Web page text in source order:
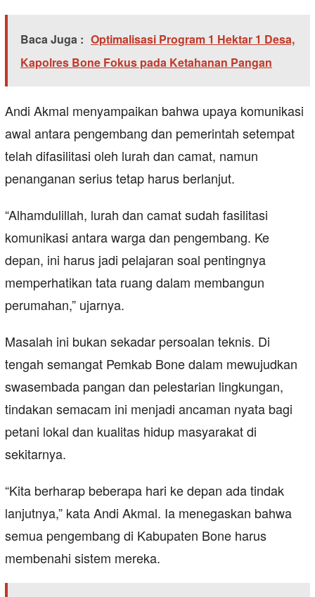
Baca Juga : Optimalisasi Program 1 Hektar 1 Desa,
Kapolres Bone Fokus pada Ketahanan Pangan
Andi Akmal menyampaikan bahwa upaya komunikasi
awal antara pengembang dan pemerintah setempat
telah difasilitasi oleh lurah dan camat, namun
penanganan serius tetap harus berlanjut.
“Alhamdulillah, lurah dan camat sudah fasilitasi
komunikasi antara warga dan pengembang. Ke
depan, ini harus jadi pelajaran soal pentingnya
memperhatikan tata ruang dalam membangun
perumahan,” ujarnya.
Masalah ini bukan sekadar persoalan teknis. Di
tengah semangat Pemkab Bone dalam mewujudkan
swasembada pangan dan pelestarian lingkungan,
tindakan semacam ini menjadi ancaman nyata bagi
petani lokal dan kualitas hidup masyarakat di
sekitarnya.
“Kita berharap beberapa hari ke depan ada tindak
lanjutnya,” kata Andi Akmal. Ia menegaskan bahwa
semua pengembang di Kabupaten Bone harus
membenahi sistem mereka.